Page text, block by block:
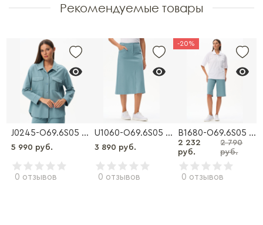
Рекомендуемые товары
J0245-O69.6S05 Куртка
5 990 руб.
0 отзывов
U1060-O69.6S05 Юбка
3 890 руб.
0 отзывов
-20%
B1680-O69.6S05 Бриджи
2 232
руб.
2 790
руб.
0 отзывов